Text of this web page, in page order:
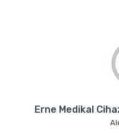
Erne Medikal